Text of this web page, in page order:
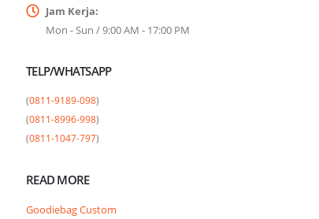
Jam Kerja:
Mon - Sun / 9:00 AM - 17:00 PM
TELP/WHATSAPP
(0811-9189-098)
(0811-8996-998)
(0811-1047-797)
READ MORE
Goodiebag Custom